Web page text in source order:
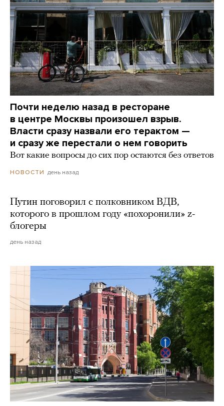
Почти неделю назад в ресторане
в центре Москвы произошел взрыв.
Власти сразу назвали его терактом —
и сразу же перестали о нем говорить
Вот какие вопросы до сих пор остаются без ответов
НОВОСТИ день назад
Путин поговорил с полковником ВДВ,
которого в прошлом году «похоронили» z-
блогеры
день назад